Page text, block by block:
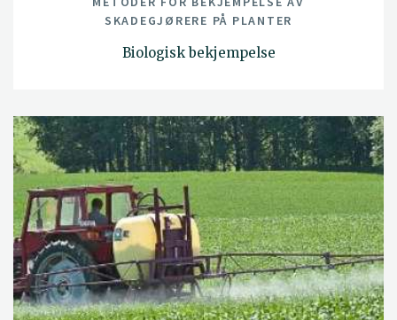
SKADEGJØRERE PÅ PLANTER
Biologisk bekjempelse